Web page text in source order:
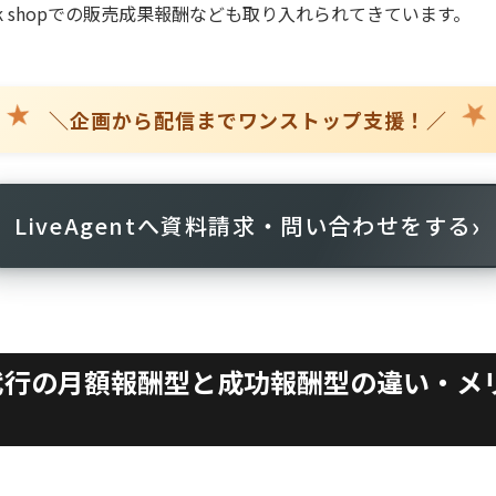
での販売成果報酬なども取り入れられてきています。
＼企画から配信までワンストップ支援！／
★ ★
LiveAgentへ資料請求・問い合わせをする›
の月額報酬型と成功報酬型の違い・メ